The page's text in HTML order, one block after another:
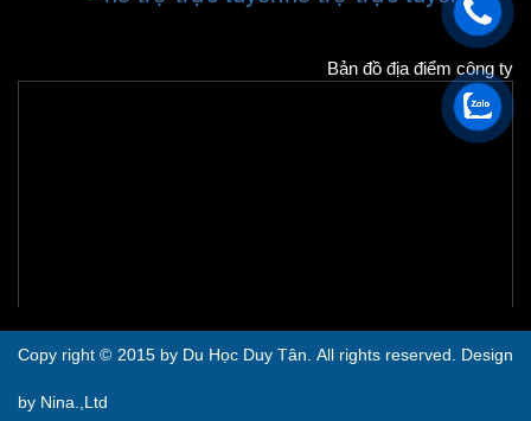
Bản đồ địa điểm công ty
Copy right © 2015 by Du Học Duy Tân. All rights reserved. Design
by Nina.,Ltd